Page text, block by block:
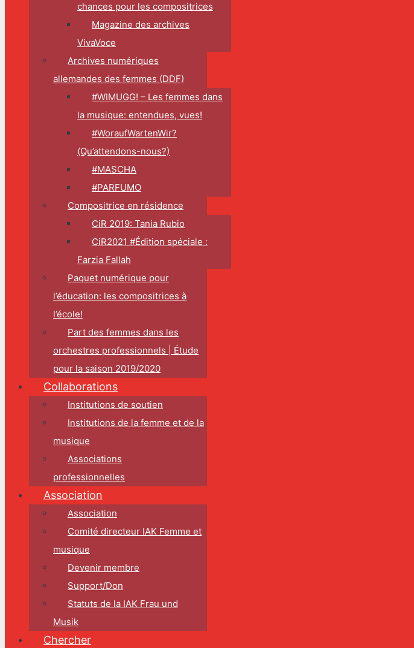
chances pour les compositrices
Magazine des archives
VivaVoce
Archives numériques
allemandes des femmes (DDF)
#WIMUGG! – Les femmes dans
la musique: entendues, vues!
#WoraufWartenWir?
(Qu’attendons-nous?)
#MASCHA
#PARFUMO
Compositrice en résidence
CiR 2019: Tania Rubio
CiR2021 #Édition spéciale :
Farzia Fallah
Paquet numérique pour
l’éducation: les compositrices à
l’école!
Part des femmes dans les
orchestres professionnels | Étude
pour la saison 2019/2020
Collaborations
Institutions de soutien
Institutions de la femme et de la
musique
Associations
professionnelles
Association
Association
Comité directeur IAK Femme et
musique
Devenir membre
Support/Don
Statuts de la IAK Frau und
Musik
Chercher